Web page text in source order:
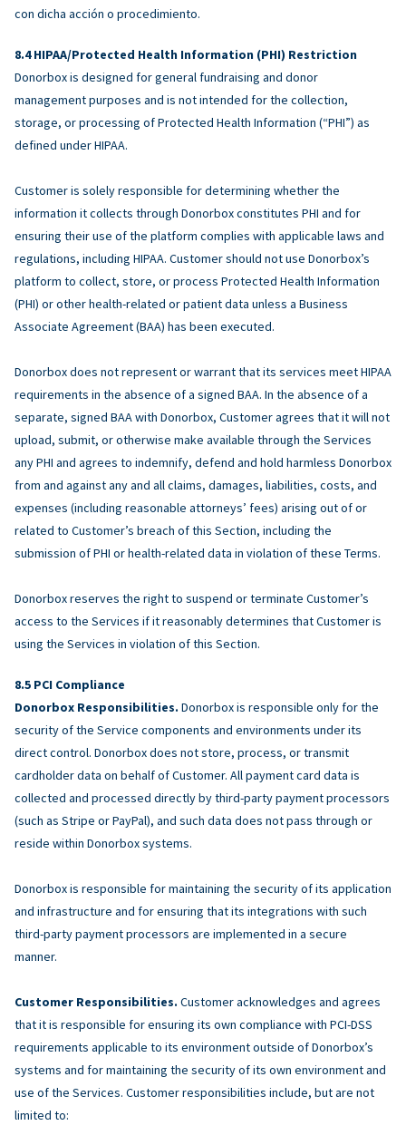
con dicha acción o procedimiento.
HIPAA/Protected Health Information (PHI) Restriction
Donorbox is designed for general fundraising and donor
management purposes and is not intended for the collection,
storage, or processing of Protected Health Information (“PHI”) as
defined under HIPAA.
Customer is solely responsible for determining whether the
information it collects through Donorbox constitutes PHI and for
ensuring their use of the platform complies with applicable laws and
regulations, including HIPAA. Customer should not use Donorbox’s
platform to collect, store, or process Protected Health Information
(PHI) or other health-related or patient data unless a Business
Associate Agreement (BAA) has been executed.
Donorbox does not represent or warrant that its services meet HIPAA
requirements in the absence of a signed BAA. In the absence of a
separate, signed BAA with Donorbox, Customer agrees that it will not
upload, submit, or otherwise make available through the Services
any PHI and agrees to indemnify, defend and hold harmless Donorbox
from and against any and all claims, damages, liabilities, costs, and
expenses (including reasonable attorneys’ fees) arising out of or
related to Customer’s breach of this Section, including the
submission of PHI or health-related data in violation of these Terms.
Donorbox reserves the right to suspend or terminate Customer’s
access to the Services if it reasonably determines that Customer is
using the Services in violation of this Section.
PCI Compliance
Donorbox Responsibilities. Donorbox is responsible only for the
security of the Service components and environments under its
direct control. Donorbox does not store, process, or transmit
cardholder data on behalf of Customer. All payment card data is
collected and processed directly by third-party payment processors
(such as Stripe or PayPal), and such data does not pass through or
reside within Donorbox systems.
Donorbox is responsible for maintaining the security of its application
and infrastructure and for ensuring that its integrations with such
third-party payment processors are implemented in a secure
manner.
Customer Responsibilities. Customer acknowledges and agrees
that it is responsible for ensuring its own compliance with PCI-DSS
requirements applicable to its environment outside of Donorbox’s
systems and for maintaining the security of its own environment and
use of the Services. Customer responsibilities include, but are not
limited to: